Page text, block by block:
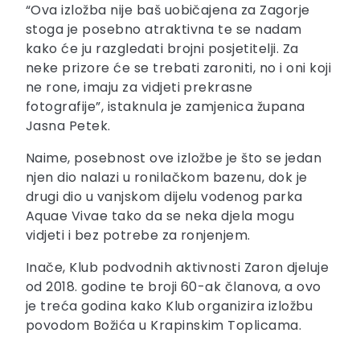
“Ova izložba nije baš uobičajena za Zagorje
stoga je posebno atraktivna te se nadam
kako će ju razgledati brojni posjetitelji. Za
neke prizore će se trebati zaroniti, no i oni koji
ne rone, imaju za vidjeti prekrasne
fotografije”, istaknula je zamjenica župana
Jasna Petek.
Naime, posebnost ove izložbe je što se jedan
njen dio nalazi u ronilačkom bazenu, dok je
drugi dio u vanjskom dijelu vodenog parka
Aquae Vivae tako da se neka djela mogu
vidjeti i bez potrebe za ronjenjem.
Inače, Klub podvodnih aktivnosti Zaron djeluje
od 2018. godine te broji 60-ak članova, a ovo
je treća godina kako Klub organizira izložbu
povodom Božića u Krapinskim Toplicama.